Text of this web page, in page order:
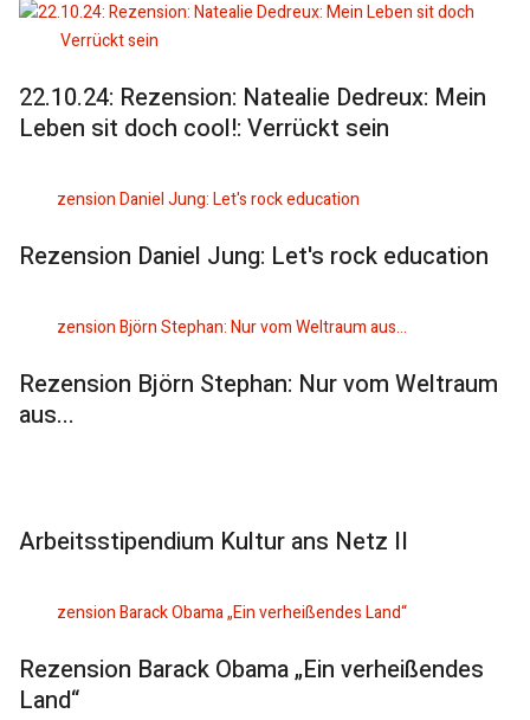
22.10.24: Rezension: Natealie Dedreux: Mein
Leben sit doch cool!: Verrückt sein
Rezension Daniel Jung: Let's rock education
Rezension Björn Stephan: Nur vom Weltraum
aus...
Arbeitsstipendium Kultur ans Netz II
Rezension Barack Obama „Ein verheißendes
Land“